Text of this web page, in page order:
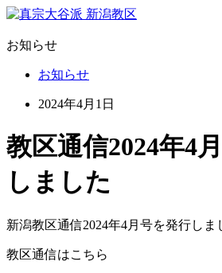
お知らせ
お知らせ
2024年4月1日
教区通信2024年4
しました
新潟教区通信2024年4月号を発行しま
教区通信はこちら